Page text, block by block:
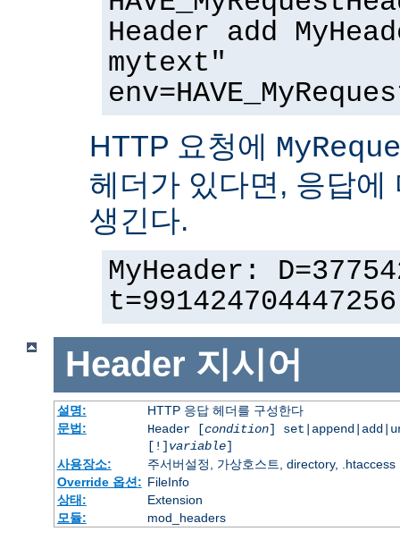
Header add
mytext"
HTTP 요청에
헤더가 있다면, 응답에
생긴다.
MyHeader:
Header 지시어
설명:
HTTP 응답 헤더를 구성한다
문법:
Header [condition]
[!] variable]
사용장소:
주서버설정, 가상호스트, directory, .htaccess
Override 옵션: FileInfo
상태:
Extension
모듈:
mod_headers